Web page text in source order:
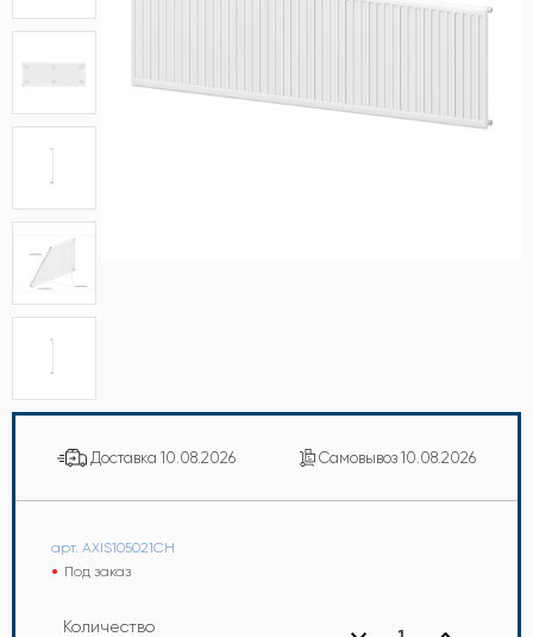
Доставка 10.08.2026 Самовывоз 10.08.2026
арт. AXIS105021CH
Под заказ
Количество